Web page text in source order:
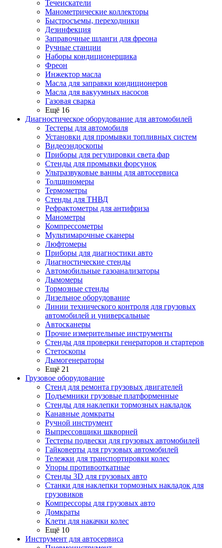
Течеискатели
Манометрические коллекторы
Быстросъемы, переходники
Дезинфекция
Заправочные шланги для фреона
Ручные станции
Наборы кондиционерщика
Фреон
Инжектор масла
Масла для заправки кондиционеров
Масла для вакуумных насосов
Газовая сварка
Ещё 16
Диагностическое оборудование для автомобилей
Тестеры для автомобиля
Установки для промывки топливных систем
Видеоэндоскопы
Приборы для регулировки света фар
Стенды для промывки форсунок
Ультразвуковые ванны для автосервиса
Толщиномеры
Термометры
Стенды для ТНВД
Рефрактометры для антифриза
Манометры
Компрессометры
Мультимарочные сканеры
Люфтомеры
Приборы для диагностики авто
Диагностические стенды
Автомобильные газоанализаторы
Дымомеры
Тормозные стенды
Дизельное оборудование
Линии технического контроля для грузовых
автомобилей и универсальные
Автосканеры
Прочие измерительные инструменты
Стенды для проверки генераторов и стартеров
Стетоскопы
Дымогенераторы
Ещё 21
Грузовое оборудование
Стенд для ремонта грузовых двигателей
Подъемники грузовые платформенные
Стенды для наклепки тормозных накладок
Канавные домкраты
Ручной инструмент
Выпрессовщики шкворней
Тестеры подвески для грузовых автомобилей
Гайковерты для грузовых автомобилей
Тележки для транспортировки колес
Упоры противооткатные
Стенды 3D для грузовых авто
Станки для наклепки тормозных накладок для
грузовиков
Компрессоры для грузовых авто
Домкраты
Клети для накачки колес
Ещё 10
Инструмент для автосервиса